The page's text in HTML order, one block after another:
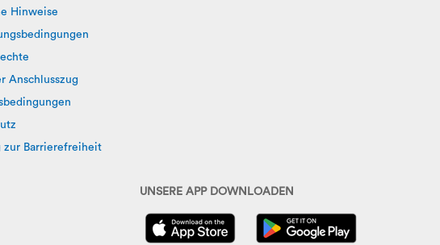
Hinweise
Anschlusszug
zur Barrierefreiheit
UNSERE APP DOWNLOADEN